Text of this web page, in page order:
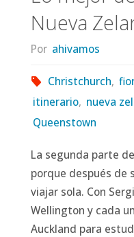
Nueva
Por ahivamos
Christchurch,
itinerario, nueva
Queenstown
La segunda parte
porque después de
viajar sola. Con
Wellington y cada
Auckland para